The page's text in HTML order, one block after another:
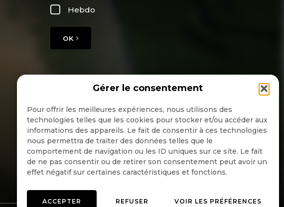
Gérer le consentement
Pour offrir les meilleures expériences, nous utilisons des
technologies telles que les cookies pour stocker et/ou accéder aux
informations des appareils. Le fait de consentir à ces technologies
nous permettra de traiter des données telles que le
comportement de navigation ou les ID uniques sur ce site. Le fait
de ne pas consentir ou de retirer son consentement peut avoir un
effet négatif sur certaines caractéristiques et fonctions.
ACCEPTER REFUSER VOIR LES PRÉFÉRENCES
Hebdo
OK